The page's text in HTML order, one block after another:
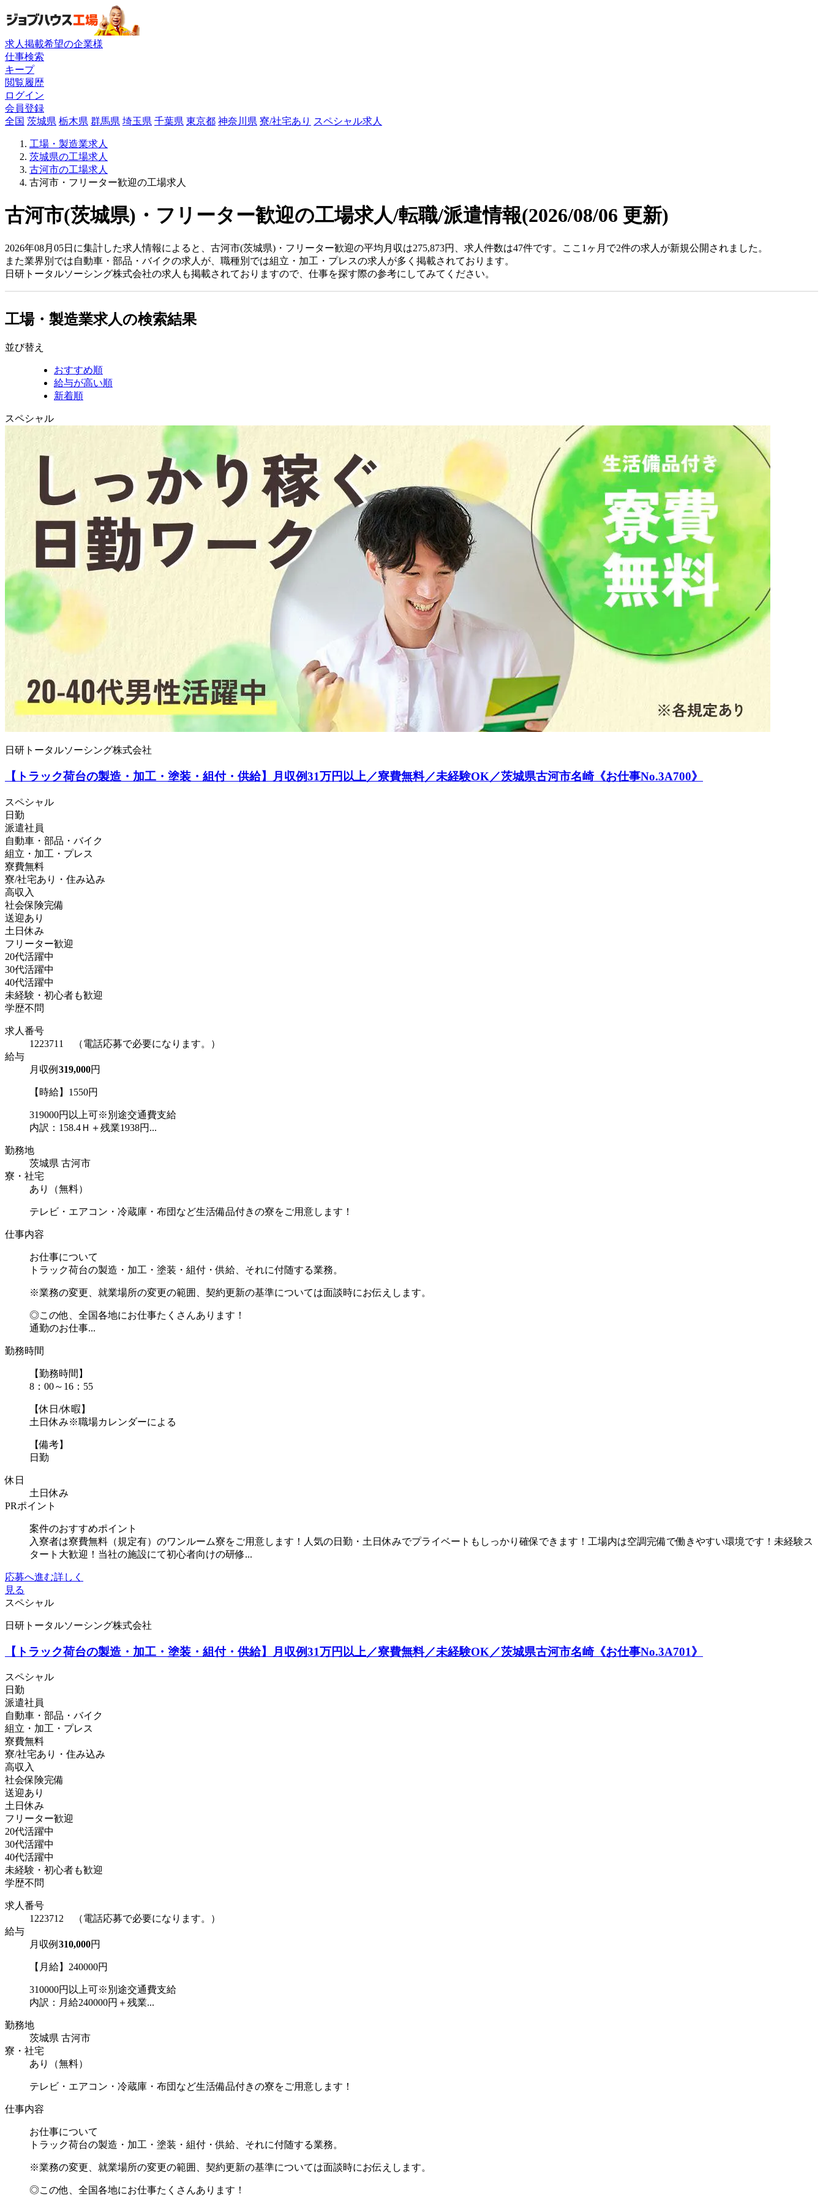
求人掲載希望の企業様
仕事検索
キープ
閲覧履歴
ログイン
会員登録
全国 茨城県 栃木県 群馬県 埼玉県 千葉県 東京都 神奈川県 寮/社宅あり スペシャル求人
工場・製造業求人
茨城県の工場求人
古河市の工場求人
古河市・フリーター歓迎の工場求人
古河市(茨城県)・フリーター歓迎の工場求人/転職/派遣情報(2026/08/06 更新)
2026年08月05日に集計した求人情報によると、古河市(茨城県)・フリーター歓迎の平均月収は275,873円、求人件数は47件です。ここ1ヶ月で2件の求人が新規公開されました。
また業界別では自動車・部品・バイクの求人が、職種別では組立・加工・プレスの求人が多く掲載されております。
日研トータルソーシング株式会社の求人も掲載されておりますので、仕事を探す際の参考にしてみてください。
工場・製造業求人の検索結果
並び替え
おすすめ順
給与が高い順
新着順
スペシャル
日研トータルソーシング株式会社
【トラック荷台の製造・加工・塗装・組付・供給】月収例31万円以上／寮費無料／未経験OK／茨城県古河市名崎《お仕事No.3A700》
スペシャル
日勤
派遣社員
自動車・部品・バイク
組立・加工・プレス
寮費無料
寮/社宅あり・住み込み
高収入
社会保険完備
送迎あり
土日休み
フリーター歓迎
20代活躍中
30代活躍中
40代活躍中
未経験・初心者も歓迎
学歴不問
求人番号
1223711 （電話応募で必要になります。）
給与
月収例 319,000円
【時給】1550円
319000円以上可※別途交通費支給
内訳：158.4Ｈ＋残業1938円...
勤務地
茨城県 古河市
寮・社宅
あり（無料）
テレビ・エアコン・冷蔵庫・布団など生活備品付きの寮をご用意します！
仕事内容
お仕事について
トラック荷台の製造・加工・塗装・組付・供給、それに付随する業務。
※業務の変更、就業場所の変更の範囲、契約更新の基準については面談時にお伝えします。
◎この他、全国各地にお仕事たくさんあります！
通勤のお仕事...
勤務時間
【勤務時間】
8：00～16：55
【休日/休暇】
土日休み※職場カレンダーによる
【備考】
日勤
休日
土日休み
PRポイント
案件のおすすめポイント
入寮者は寮費無料（規定有）のワンルーム寮をご用意します！人気の日勤・土日休みでプライベートもしっかり確保できます！工場内は空調完備で働きやすい環境です！未経験ス
タート大歓迎！当社の施設にて初心者向けの研修...
応募へ進む詳しく
見る
スペシャル
日研トータルソーシング株式会社
【トラック荷台の製造・加工・塗装・組付・供給】月収例31万円以上／寮費無料／未経験OK／茨城県古河市名崎《お仕事No.3A701》
スペシャル
日勤
派遣社員
自動車・部品・バイク
組立・加工・プレス
寮費無料
寮/社宅あり・住み込み
高収入
社会保険完備
送迎あり
土日休み
フリーター歓迎
20代活躍中
30代活躍中
40代活躍中
未経験・初心者も歓迎
学歴不問
求人番号
1223712 （電話応募で必要になります。）
給与
月収例 310,000円
【月給】240000円
310000円以上可※別途交通費支給
内訳：月給240000円＋残業...
勤務地
茨城県 古河市
寮・社宅
あり（無料）
テレビ・エアコン・冷蔵庫・布団など生活備品付きの寮をご用意します！
仕事内容
お仕事について
トラック荷台の製造・加工・塗装・組付・供給、それに付随する業務。
※業務の変更、就業場所の変更の範囲、契約更新の基準については面談時にお伝えします。
◎この他、全国各地にお仕事たくさんあります！